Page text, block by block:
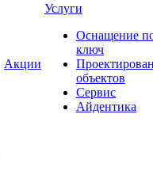
Акции
Услуги
Оснащение
ключ
объектов
Сервис
Айдентика